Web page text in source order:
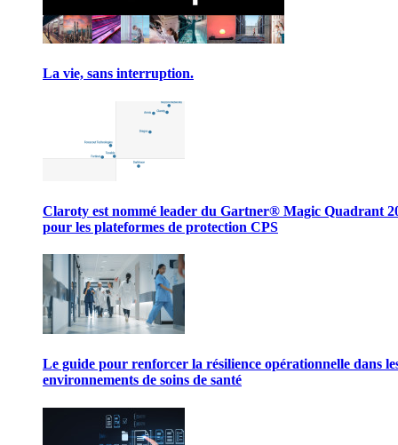
La vie, sans interruption.
Claroty est nommé leader du Gartner® Magic Quadrant
pour les plateformes de protection CPS
Le guide pour renforcer la résilience opérationnelle dans
environnements de soins de santé